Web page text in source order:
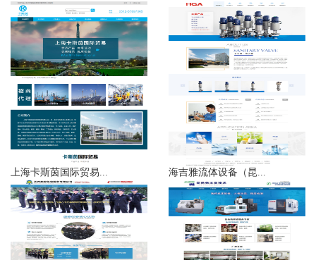
上海卡斯茵国际贸易... 海吉雅流体设备（昆...